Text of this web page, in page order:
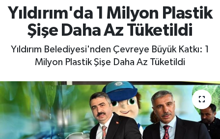
Yıldırım'da 1 Milyon Plastik
Şişe Daha Az Tüketildi
Yıldırım Belediyesi'nden Çevreye Büyük Katkı: 1
Milyon Plastik Şişe Daha Az Tüketildi
Kültür & Sanat
Teknoloji
Bilim
Genel
Bilim, Teknoloji